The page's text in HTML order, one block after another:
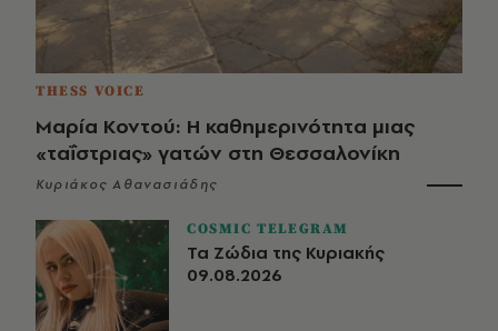
THESS VOICE
Μαρία Κοντού: Η καθημερινότητα μιας
«ταΐστριας» γατών στη Θεσσαλονίκη
Κυριάκος Αθανασιάδης
COSMIC TELEGRAM
Τα Ζώδια της Κυριακής
09.08.2026